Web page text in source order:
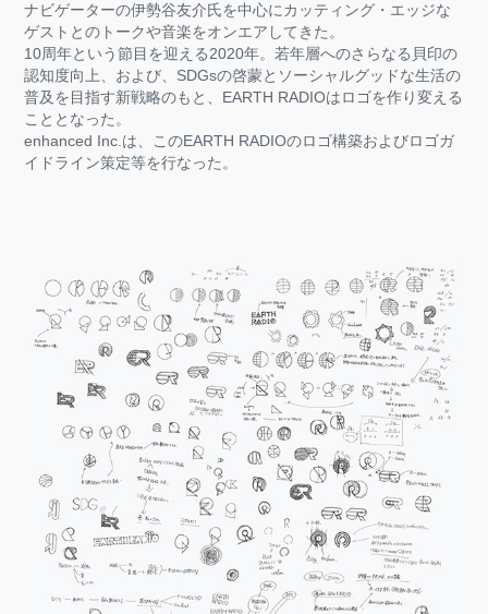
ナビゲーターの伊勢谷友介氏を中心にカッティング・エッジな
ゲストとのトークや音楽をオンエアしてきた。
10周年という節目を迎える2020年。若年層へのさらなる貝印の
認知度向上、および、SDGsの啓蒙とソーシャルグッドな生活の
普及を目指す新戦略のもと、EARTH RADIOはロゴを作り変える
こととなった。
enhanced Inc.は、このEARTH RADIOのロゴ構築およびロゴガ
イドライン策定等を行なった。